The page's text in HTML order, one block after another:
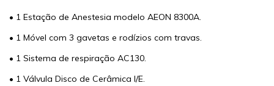
• 1 Estação de Anestesia modelo AEON 8300A.
• 1 Móvel com 3 gavetas e rodízios com travas.
• 1 Sistema de respiração AC130.
• 1 Válvula Disco de Cerâmica I/E.